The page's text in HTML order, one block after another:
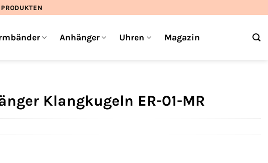
Anhänger Uhren Magazin
Klangkugeln ER-01-MR